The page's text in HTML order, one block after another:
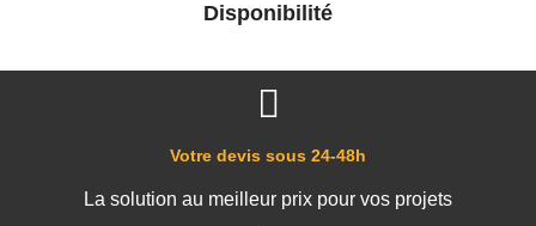
Disponibilité
Votre devis sous 24-48h
La solution au meilleur prix pour vos projets